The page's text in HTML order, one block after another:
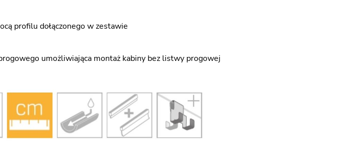
profilu dołączonego w zestawie
umożliwiająca montaż kabiny bez listwy progowej